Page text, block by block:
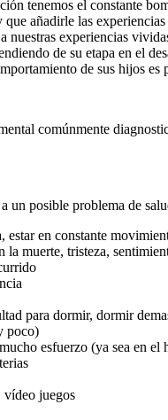
tenemos el constante
añadirle las
nuestras experiencias
de su etapa en el
de sus hijos
comúnmente
un posible problema de
estar en constante
la muerte, tristeza,
para dormir, dormir
poco)
esfuerzo (ya sea en el
vídeo juegos